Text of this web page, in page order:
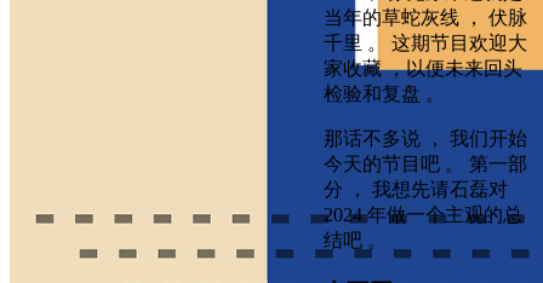
当年的草蛇灰线 ， 伏脉
千里 。 这期节目欢迎大
家收藏 ，以便未来回头
检验和复盘 。
那话不多说 ， 我们开始
今天的节目吧 。 第一部
分 ， 我想先请石磊对
2024 年做一个主观的总
结吧 。